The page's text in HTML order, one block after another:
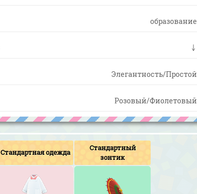
образование
↓
Элегантность/Простой
Розовый/Фиолетовый
Стандартная одежда
Стандартный
зонтик